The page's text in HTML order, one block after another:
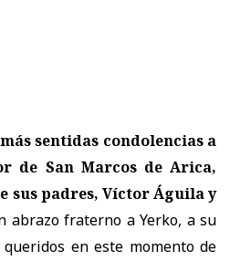
sentidas condolencias a
de San Marcos de Arica,
sus padres, Víctor Águila y
abrazo fraterno a Yerko, a su
en este momento de